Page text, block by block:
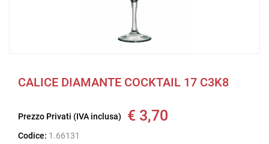
CALICE DIAMANTE COCKTAIL 17 C3K8
Prezzo Privati (IVA inclusa) € 3,70
Codice: 1.66131